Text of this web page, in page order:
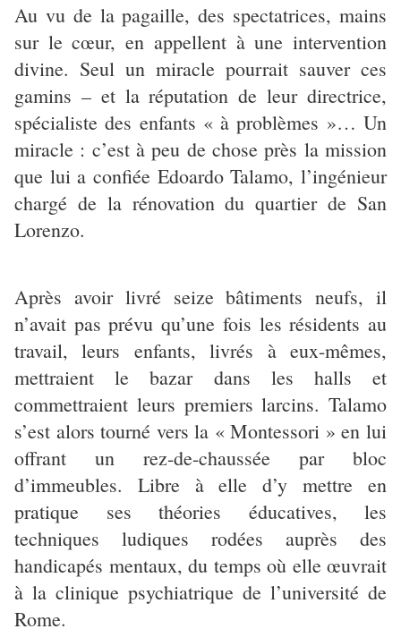
Au vu de la pagaille, des spectatrices, mains
sur le cœur, en appellent à une intervention
divine. Seul un miracle pourrait sauver ces
gamins – et la réputation de leur directrice,
spécialiste des enfants « à problèmes »… Un
miracle : c’est à peu de chose près la mission
que lui a confiée Edoardo Talamo, l’ingénieur
chargé de la rénovation du quartier de San
Lorenzo.
Après avoir livré seize bâtiments neufs, il
n’avait pas prévu qu’une fois les résidents au
travail, leurs enfants, livrés à eux-mêmes,
mettraient le bazar dans les halls et
commettraient leurs premiers larcins. Talamo
s’est alors tourné vers la « Montessori » en lui
offrant un rez-de-chaussée par bloc
d’immeubles. Libre à elle d’y mettre en
pratique ses théories éducatives, les
techniques ludiques rodées auprès des
handicapés mentaux, du temps où elle œuvrait
à la clinique psychiatrique de l’université de
Rome.